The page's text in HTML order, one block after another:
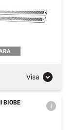
Visa
BIOBE